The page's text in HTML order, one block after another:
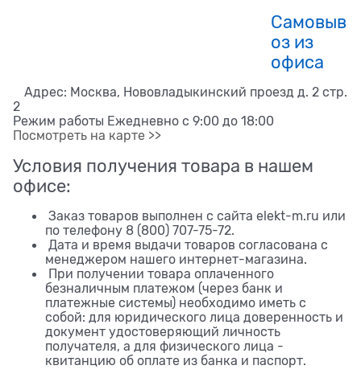
Самовыв
оз из
офиса
Адрес: Москва, Нововладыкинский проезд д. 2 стр.
2
Режим работы Ежедневно с 9:00 до 18:00
Посмотреть на карте >>
Условия получения товара в нашем
офисе:
Заказ товаров выполнен с сайта elekt-m.ru или
по телефону 8 (800) 707-75-72.
Дата и время выдачи товаров согласована с
менеджером нашего интернет-магазина.
При получении товара оплаченного
безналичным платежом (через банк и
платежные системы) необходимо иметь с
собой: для юридического лица доверенность и
документ удостоверяющий личность
получателя, а для физического лица -
квитанцию об оплате из банка и паспорт.